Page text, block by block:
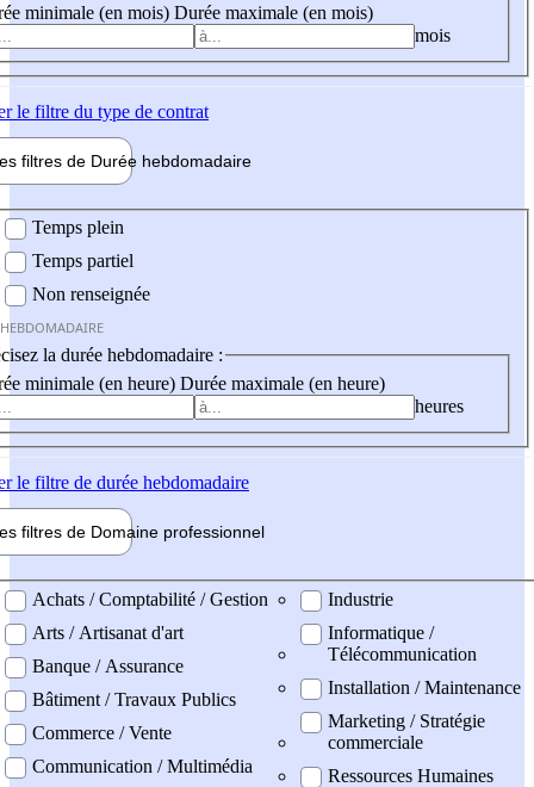
minimale (en mois) Durée maximale (en mois)
mois
le filtre du type de contrat
filtres de Durée hebdomadaire
Temps plein
Temps partiel
Non renseignée
la durée hebdomadaire :
minimale (en heure) Durée maximale (en heure)
heures
le filtre de durée hebdomadaire
filtres de Domaine professionnel
professionel
Achats / Comptabilité / Gestion
Arts / Artisanat d'art
Banque / Assurance
Bâtiment / Travaux Publics
Commerce / Vente
Communication / Multimédia
Industrie
Informatique /
Télécommunication
Installation / Maintenance
Marketing / Stratégie
commerciale
Ressources Humaines